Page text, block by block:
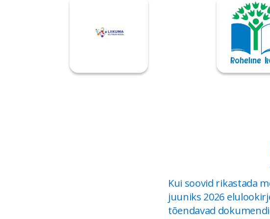
Kui soovid rikastada
juuniks 2026
tõendavad